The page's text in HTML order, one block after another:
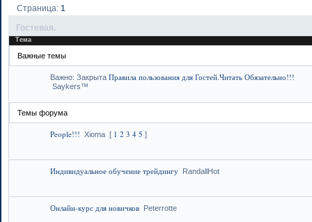
Гостевая.
Страница:1
Тема
Важные темы
Важно: Закрыта Правила пользования для Гостей.Читать Обязательно!!!
Saykers™
Темы форума
People!!! Xioma [ 1 2 3 4 5 ]
Индивидуальное обучение трейдингу RandallHot
Онлайн-курс для новичков Peterrotte